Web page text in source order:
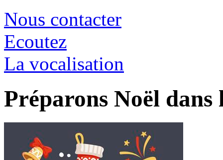
Nous contacter
Ecoutez
La vocalisation
Préparons Noël dans